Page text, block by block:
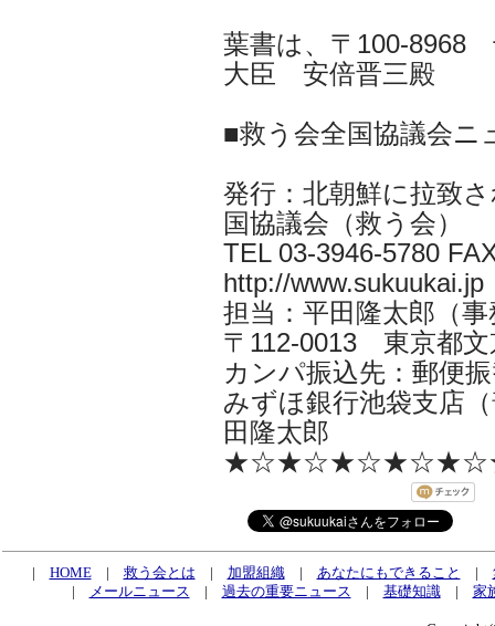
葉書は、〒100-8968
大臣 安倍晋三殿
■救う会全国協議会ニ
発行：北朝鮮に拉致
国協議会（救う会）
TEL 03-3946-5780
http://www.sukuukai.jp
担当：平田隆太郎（
〒112-0013 東京都文
カンパ振込先：郵便
みずほ銀行池袋支店
田隆太郎
| HOME| 救う会とは | 加盟組織| あなたにもできること |
|
メールニュース | 過去の重要ニュース | 基礎知識| 家